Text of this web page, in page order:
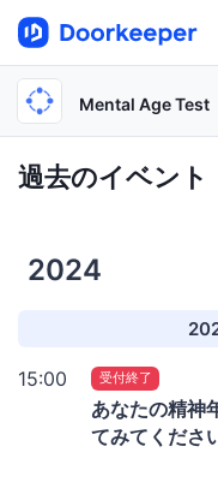
Mental Age Test
過去のイベント
2024
15:00 受付終了
あなたの精神
てみてくださ